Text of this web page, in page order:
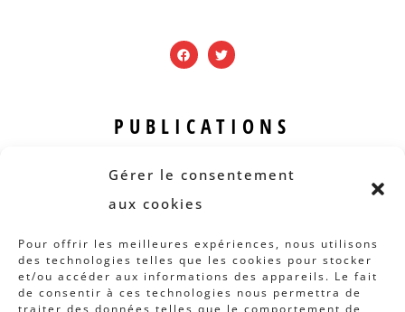
Gérer le consentement
aux cookies
Pour offrir les meilleures expériences, nous utilisons
des technologies telles que les cookies pour stocker
et/ou accéder aux informations des appareils. Le fait
de consentir à ces technologies nous permettra de
traiter des données telles que le comportement de
PUBLICATIONS
Revue B.I.S.
Rapports et analyses
Articles
AUTRES INFOS